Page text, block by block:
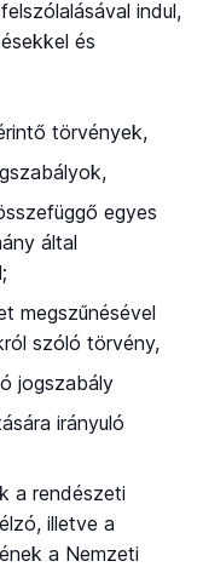
indul,
és
törvények,
egyes
által
megszűnésével
szóló törvény,
jogszabály
irányuló
a rendészeti
illetve a
a Nemzeti